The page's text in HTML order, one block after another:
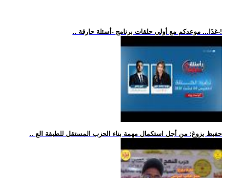
.. غدًا... موعدكم مع أولى حلقات برنامج -أسئلة حارقة-!
.. حفيظ يزوغ: من أجل استكمال مهمة بناء الحزب المستقل للطبقة الع